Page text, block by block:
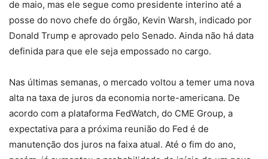
de maio, mas ele segue como presidente interino até a
posse do novo chefe do órgão, Kevin Warsh, indicado por
Donald Trump e aprovado pelo Senado. Ainda não há data
definida para que ele seja empossado no cargo.
Nas últimas semanas, o mercado voltou a temer uma nova
alta na taxa de juros da economia norte-americana. De
acordo com a plataforma FedWatch, do CME Group, a
expectativa para a próxima reunião do Fed é de
manutenção dos juros na faixa atual. Até o fim do ano,